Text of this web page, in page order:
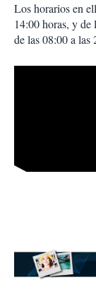
Los horarios en
14:00 horas, y de
de las 08:00 a las